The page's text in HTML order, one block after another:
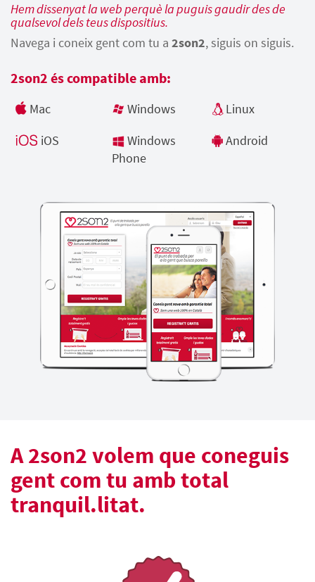
Hem dissenyat la web perquè la puguis gaudir des de
qualsevol dels teus dispositius.
Navega i coneix gent com tu a 2son2, siguis on siguis.
2son2 és compatible amb:
Mac Windows
Linux
iOS
Windows
Phone
Android
A 2son2 volem que coneguis
gent com tu amb total
tranquil.litat.